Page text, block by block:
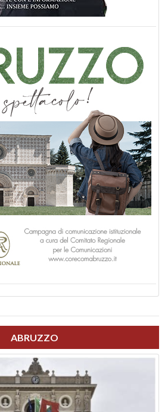
ABRUZZO